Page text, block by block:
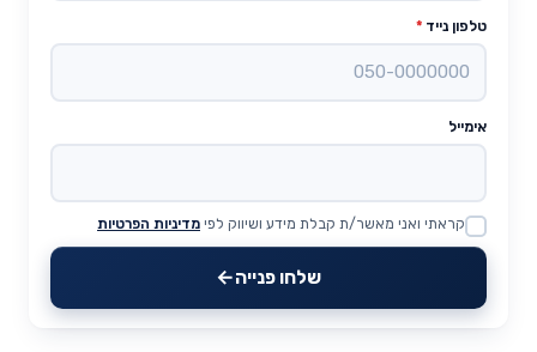
טלפון נייד *
אימייל
Website
קראתי ואני מאשר/ת קבלת מידע ושיווק לפי מדיניות הפרטיות
שלחו פנייה